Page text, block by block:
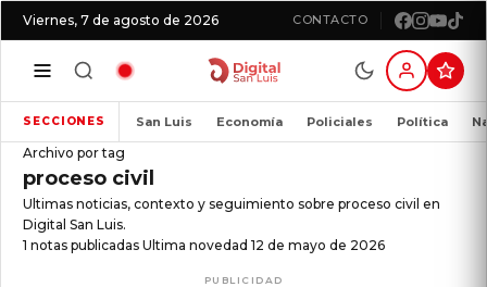
Viernes, 7 de agosto de 2026 CONTACTO
SECCIONES San Luis Economía Policiales Política
Archivo por tag
proceso civil
Ultimas noticias, contexto y seguimiento sobre proceso civil en
Digital San Luis.
1 notas publicadas Ultima novedad 12 de mayo de 2026
PUBLICIDAD